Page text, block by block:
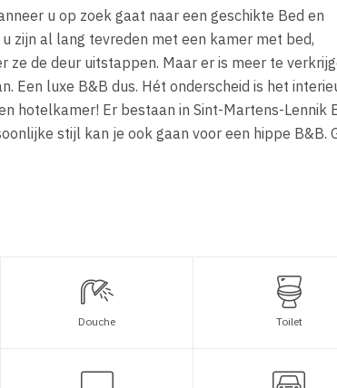
u op zoek gaat naar een geschikte Bed en
zijn al lang tevreden met een kamer met bed,
ze de deur uitstappen. Maar er is meer te
Een luxe B&B dus. Hét onderscheid is het
hotelkamer! Er bestaan in Sint-Martens-Lennik
stijl kan je ook gaan voor een hippe B&B.
Douche Toilet